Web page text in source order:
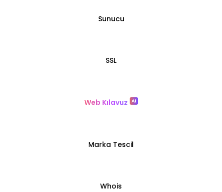
Sunucu
SSL
Web Kılavuz
Marka Tescil
Whois